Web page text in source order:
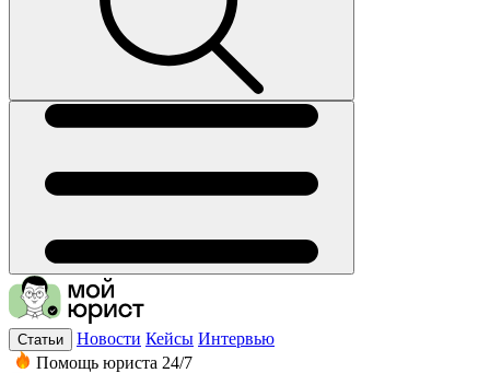
Статьи Новости Кейсы Интервью
Помощь юриста 24/7